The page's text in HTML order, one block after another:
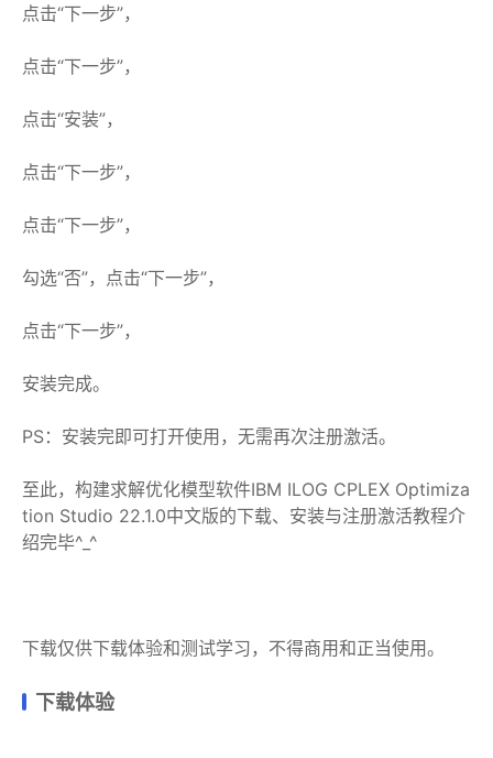
点击“下一步”，
点击“下一步”，
点击“安装”，
点击“下一步”，
点击“下一步”，
勾选“否”，点击“下一步”，
点击“下一步”，
安装完成。
PS：安装完即可打开使用，无需再次注册激活。
至此，构建求解优化模型软件IBM ILOG CPLEX Optimiza
tion Studio 22.1.0中文版的下载、安装与注册激活教程介
绍完毕^_^
下载仅供下载体验和测试学习，不得商用和正当使用。
下载体验